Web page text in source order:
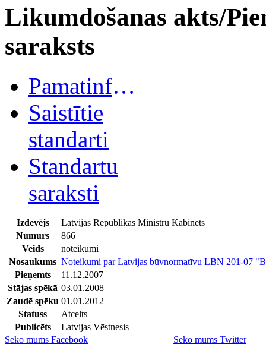
Likumdošanas akts/
saraksts
Pamatinformācija
Saistītie
standarti
Standartu
saraksti
Izdevējs
Latvijas Republikas Ministru Kabinets
Numurs
866
Veids
noteikumi
Nosaukums Noteikumi par Latvijas būvnormatīvu LBN 201-07
Pieņemts
11.12.2007
Stājas spēkā 03.01.2008
Zaudē spēku 01.01.2012
Statuss
Atcelts
Publicēts
Latvijas Vēstnesis
Seko mums Facebook
Seko mums Twitter